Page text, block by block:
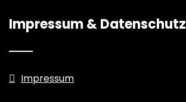
Impressum & Datenschutz
Impressum